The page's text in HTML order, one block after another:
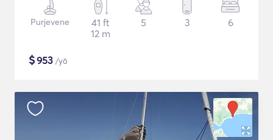
Purjevene
41 ft
12 m
5 3 6
$953 /yö